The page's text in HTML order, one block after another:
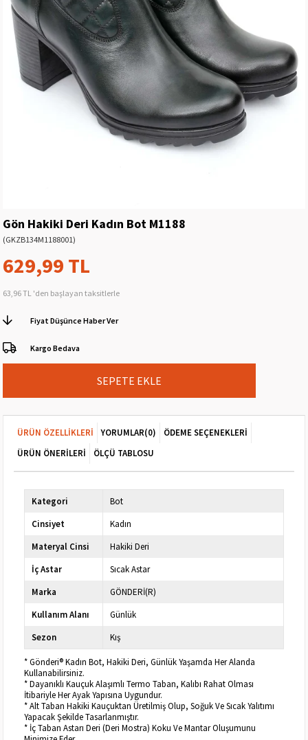
Gön Hakiki Deri Kadın Bot M1188
(GKZB134M1188001)
629,99 TL
63,96 TL 'den başlayan taksitlerle
Fiyat Düşünce Haber Ver
Kargo Bedava
ÜRÜN ÖZELLIKLERI YORUMLAR(0)
ÖDEME SEÇENEKLERI
ÜRÜN ÖNERILERI
ÖLÇÜ TABLOSU
Kategori
Bot
Cinsiyet
Kadın
Materyal Cinsi
Hakiki Deri
İç Astar
Sıcak Astar
Marka
GÖNDERİ(R)
Kullanım Alanı
Günlük
Sezon
Kış
* Gönderi® Kadın Bot, Hakiki Deri, Günlük Yaşamda Her Alanda
Kullanabilirsiniz.
* Dayanıklı Kauçuk Alaşımlı Termo Taban, Kalıbı Rahat Olması
İtibariyle Her Ayak Yapısına Uygundur.
* Alt Taban Hakiki Kauçuktan Üretilmiş Olup, Soğuk Ve Sıcak Yalıtımı
Yapacak Şekilde Tasarlanmıştır.
* İç Taban Astarı Deri (Deri Mostra) Koku Ve Mantar Oluşumunu